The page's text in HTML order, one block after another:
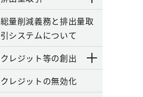
総量削減義務と排出量取
引システムについて
クレジット等の創出
クレジットの無効化